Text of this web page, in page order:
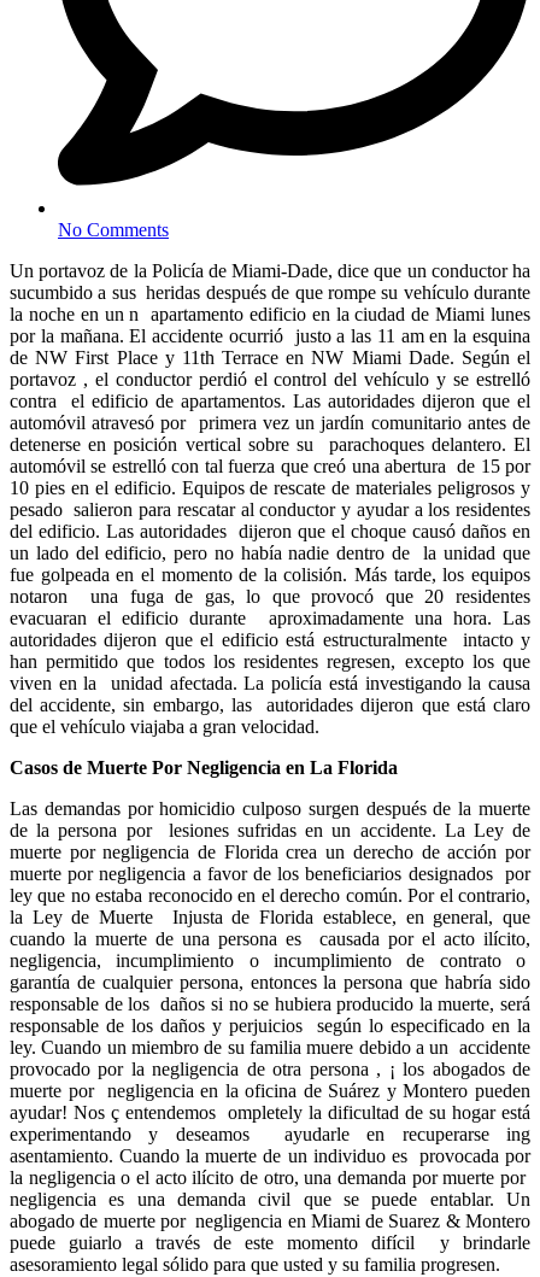
No Comments
Un portavoz de la Policía de Miami-Dade, dice que un conductor ha
sucumbido a sus heridas después de que rompe su vehículo durante
la noche en un n apartamento edificio en la ciudad de Miami lunes
por la mañana. El accidente ocurrió justo a las 11 am en la esquina
de NW First Place y 11th Terrace en NW Miami Dade. Según el
portavoz , el conductor perdió el control del vehículo y se estrelló
contra el edificio de apartamentos. Las autoridades dijeron que el
automóvil atravesó por primera vez un jardín comunitario antes de
detenerse en posición vertical sobre su parachoques delantero. El
automóvil se estrelló con tal fuerza que creó una abertura de 15 por
10 pies en el edificio. Equipos de rescate de materiales peligrosos y
pesado salieron para rescatar al conductor y ayudar a los residentes
del edificio. Las autoridades dijeron que el choque causó daños en
un lado del edificio, pero no había nadie dentro de la unidad que
fue golpeada en el momento de la colisión. Más tarde, los equipos
notaron una fuga de gas, lo que provocó que 20 residentes
evacuaran el edificio durante aproximadamente una hora. Las
autoridades dijeron que el edificio está estructuralmente intacto y
han permitido que todos los residentes regresen, excepto los que
viven en la unidad afectada. La policía está investigando la causa
del accidente, sin embargo, las autoridades dijeron que está claro
que el vehículo viajaba a gran velocidad.
Casos de Muerte Por Negligencia en La Florida
Las demandas por homicidio culposo surgen después de la muerte
de la persona por lesiones sufridas en un accidente. La Ley de
muerte por negligencia de Florida crea un derecho de acción por
muerte por negligencia a favor de los beneficiarios designados por
ley que no estaba reconocido en el derecho común. Por el contrario,
la Ley de Muerte Injusta de Florida establece, en general, que
cuando la muerte de una persona es causada por el acto ilícito,
negligencia, incumplimiento o incumplimiento de contrato o
garantía de cualquier persona, entonces la persona que habría sido
responsable de los daños si no se hubiera producido la muerte, será
responsable de los daños y perjuicios según lo especificado en la
ley. Cuando un miembro de su familia muere debido a un accidente
provocado por la negligencia de otra persona , ¡ los abogados de
muerte por negligencia en la oficina de Suárez y Montero pueden
ayudar! Nos ç entendemos ompletely la dificultad de su hogar está
experimentando y deseamos ayudarle en recuperarse ing
asentamiento. Cuando la muerte de un individuo es provocada por
la negligencia o el acto ilícito de otro, una demanda por muerte por
negligencia es una demanda civil que se puede entablar. Un
abogado de muerte por negligencia en Miami de Suarez & Montero
puede guiarlo a través de este momento difícil y brindarle
asesoramiento legal sólido para que usted y su familia progresen.